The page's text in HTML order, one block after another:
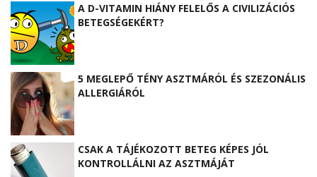
A D-VITAMIN HIÁNY FELELŐS A CIVILIZÁCIÓS
BETEGSÉGEKÉRT?
5 MEGLEPŐ TÉNY ASZTMÁRÓL ÉS SZEZONÁLIS
ALLERGIÁRÓL
CSAK A TÁJÉKOZOTT BETEG KÉPES JÓL
KONTROLLÁLNI AZ ASZTMÁJÁT